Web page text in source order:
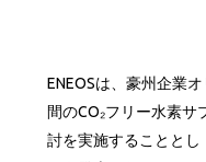
ENEOSは、豪州企業
間のCO₂フリー水素
討を実施することとし